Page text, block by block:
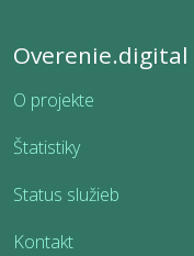
Overenie.digital
O projekte
Štatistiky
Status služieb
Kontakt